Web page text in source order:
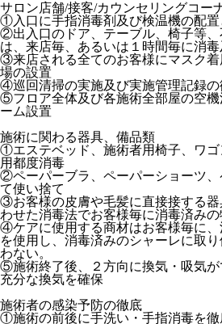
サロン店舗/接客/カウンセリングコー
①入口に手指消毒剤及び検温機の配置
②出入口のドア、テーブル、椅子等
は、来店毎、あるいは１時間毎に消
③来店される全てのお客様にマスク
場の設置
④巡回清掃の実施及び実施管理記録の
⑤フロア全体及び各施術全部屋の空
ーム設置
施術に関わる器具、備品類
①エステベッド、施術者用椅子、ワ
用都度消毒
②ペーパーブラ、ペーパーショーツ
て使い捨て
③お客様の皮膚や毛髪に直接接する
わせた消毒法でお客様毎に消毒済みの
④ケアに使用する商材はお客様毎に
を使用し、消毒済みのシャーレに取
わない。
⑤施術終了後、２方向に換気・吸気が
充分な換気を確保
施術者の感染予防の徹底
①施術の前後に手洗い・手指消毒を